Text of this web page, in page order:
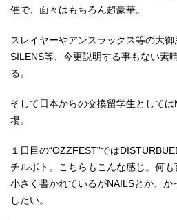
催で、面々はもちろん超豪華。
スレイヤーやアンスラックス等の大
SILENS等、今更説明する事もない素
る。
そして日本からの交換留学生として
場。
１日目の“OZZFEST”では
チルボト。こちらもこんな感じ。何も
小さく書かれているがNAILSとか、
したい。